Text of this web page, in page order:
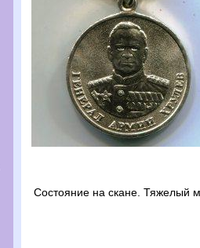
Состояние на скане. Тяжелый